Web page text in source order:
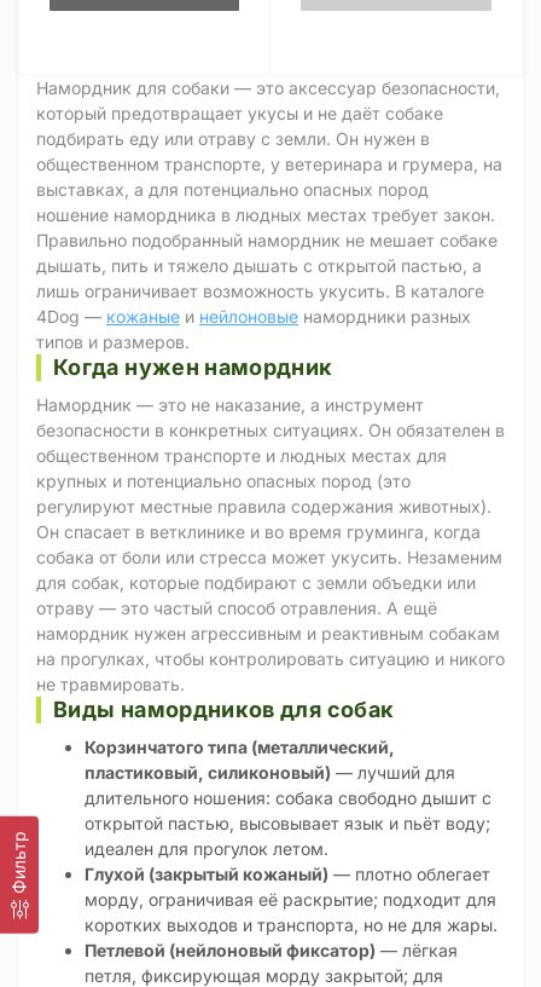
Фильтр
Намордник для собаки — это аксессуар безопасности,
который предотвращает укусы и не даёт собаке
подбирать еду или отраву с земли. Он нужен в
общественном транспорте, у ветеринара и грумера, на
выставках, а для потенциально опасных пород
ношение намордника в людных местах требует закон.
Правильно подобранный намордник не мешает собаке
дышать, пить и тяжело дышать с открытой пастью, а
лишь ограничивает возможность укусить. В каталоге
4Dog — кожаные и нейлоновые намордники разных
типов и размеров.
Когда нужен намордник
Намордник — это не наказание, а инструмент
безопасности в конкретных ситуациях. Он обязателен в
общественном транспорте и людных местах для
крупных и потенциально опасных пород (это
регулируют местные правила содержания животных).
Он спасает в ветклинике и во время груминга, когда
собака от боли или стресса может укусить. Незаменим
для собак, которые подбирают с земли объедки или
отраву — это частый способ отравления. А ещё
намордник нужен агрессивным и реактивным собакам
на прогулках, чтобы контролировать ситуацию и никого
не травмировать.
Виды намордников для собак
Корзинчатого типа (металлический,
пластиковый, силиконовый) — лучший для
длительного ношения: собака свободно дышит с
открытой пастью, высовывает язык и пьёт воду;
идеален для прогулок летом.
Глухой (закрытый кожаный) — плотно облегает
морду, ограничивая её раскрытие; подходит для
коротких выходов и транспорта, но не для жары.
Петлевой (нейлоновый фиксатор) — лёгкая
петля, фиксирующая морду закрытой; для